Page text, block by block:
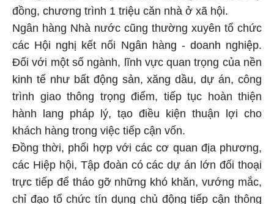
đồng, chương trình 1 triệu căn nhà ở xã hội.
Ngân hàng Nhà nước cũng thường xuyên tổ chức
các Hội nghị kết nối Ngân hàng - doanh nghiệp.
Đối với một số ngành, lĩnh vực quan trọng của nền
kinh tế như bất động sản, xăng dầu, dự án, công
trình giao thông trọng điểm, tiếp tục hoàn thiện
hành lang pháp lý, tạo điều kiện thuận lợi cho
khách hàng trong việc tiếp cận vốn.
Đồng thời, phối hợp với các cơ quan địa phương,
các Hiệp hội, Tập đoàn có các dự án lớn đối thoại
trực tiếp để tháo gỡ những khó khăn, vướng mắc,
chỉ đạo tổ chức tín dụng chủ động tiếp cận thông